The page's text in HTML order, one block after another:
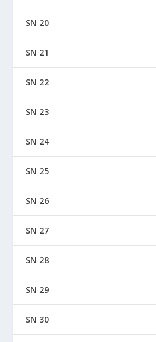
SN 20
SN 21
SN 22
SN 23
SN 24
SN 25
SN 26
SN 27
SN 28
SN 29
SN 30